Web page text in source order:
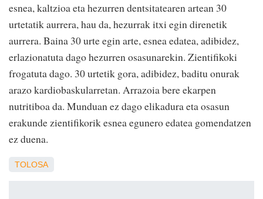
esnea, kaltzioa eta hezurren dentsitatearen artean 30
urtetatik aurrera, hau da, hezurrak itxi egin direnetik
aurrera. Baina 30 urte egin arte, esnea edatea, adibidez,
erlazionatuta dago hezurren osasunarekin. Zientifikoki
frogatuta dago. 30 urtetik gora, adibidez, baditu onurak
arazo kardiobaskularretan. Arrazoia bere ekarpen
nutritiboa da. Munduan ez dago elikadura eta osasun
erakunde zientifikorik esnea egunero edatea gomendatzen
ez duena.
TOLOSA